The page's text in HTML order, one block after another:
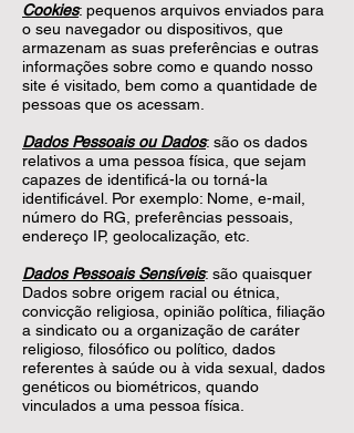
Cookies: pequenos arquivos enviados para
o seu navegador ou dispositivos, que
armazenam as suas preferências e outras
informações sobre como e quando nosso
site é visitado, bem como a quantidade de
pessoas que os acessam.
Dados Pessoais ou Dados: são os dados
relativos a uma pessoa física, que sejam
capazes de identificá-la ou torná-la
identificável. Por exemplo: Nome, e-mail,
número do RG, preferências pessoais,
endereço IP, geolocalização, etc.
Dados Pessoais Sensíveis: são quaisquer
Dados sobre origem racial ou étnica,
convicção religiosa, opinião política, filiação
a sindicato ou a organização de caráter
religioso, filosófico ou político, dados
referentes à saúde ou à vida sexual, dados
genéticos ou biométricos, quando
vinculados a uma pessoa física.